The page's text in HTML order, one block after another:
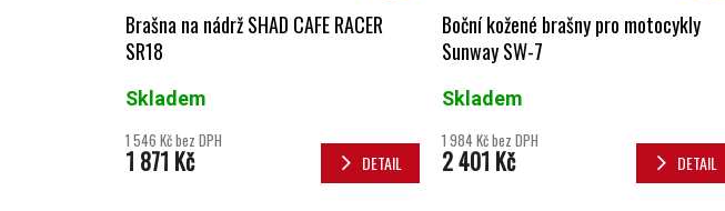
Brašna na nádrž SHAD CAFE RACER
SR18
Skladem
1 546 Kč bez DPH
1 871 Kč DETAIL
Boční kožené brašny pro motocykly
Sunway SW-7
Skladem
1 984 Kč bez DPH
2 401 Kč DETAIL